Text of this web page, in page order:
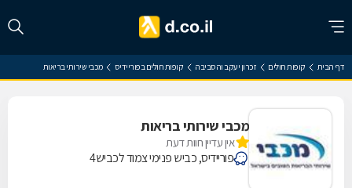
דף הבית קופות חולים זכרון יעקב והסביבה קופות חולים בפוריידיס מכבי שירותי בריאות
מכבי שירותי בריאות
אין עדיין חוות דעת
פוריידיס, כביש פנימי צמוד לכביש4